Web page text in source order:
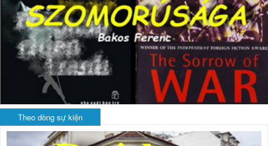
Theo dòng sự kiện